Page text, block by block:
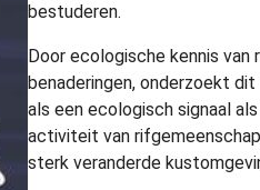
bestuderen.
Door ecologische kennis
benaderingen, onderzoekt
als een ecologisch signaal
activiteit van
sterk veranderde